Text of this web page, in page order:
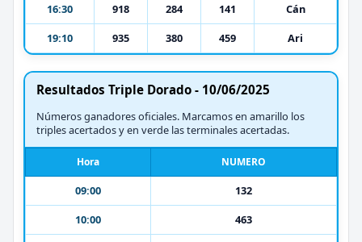
16:30
918 284 141
Cán
19:10
935 380 459 Ari
Resultados Triple Dorado - 10/06/2025
Números ganadores oficiales. Marcamos en amarillo los
triples acertados y en verde las terminales acertadas.
Hora NUMERO
09:00
132
10:00
463